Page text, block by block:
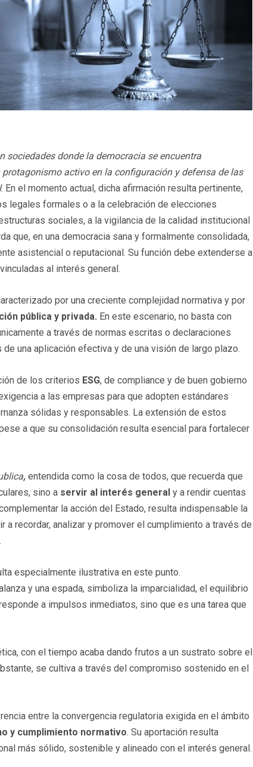
sociedades donde la democracia se encuentra
activo en la configuración y defensa de las
. En el momento actual, dicha afirmación resulta pertinente,
legales formales o a la celebración de elecciones
sociales, a la vigilancia de la calidad institucional
que, en una democracia sana y formalmente consolidada,
asistencial o reputacional. Su función debe extenderse a
al interés general.
por una creciente complejidad normativa y por
pública y privada. En este escenario, no basta con
a través de normas escritas o declaraciones
una aplicación efectiva y de una visión de largo plazo.
de los criterios ESG, de compliance y de buen gobierno
a las empresas para que adopten estándares
sólidas y responsables. La extensión de estos
a que su consolidación resulta esencial para fortalecer
, entendida como la cosa de todos, que recuerda que
sino a servir al interés general y a rendir cuentas
la acción del Estado, resulta indispensable la
recordar, analizar y promover el cumplimiento a través de
especialmente ilustrativa en este punto.
y una espada, simboliza la imparcialidad, el equilibrio
a impulsos inmediatos, sino que es una tarea que
con el tiempo acaba dando frutos a un sustrato sobre el
se cultiva a través del compromiso sostenido en el
entre la convergencia regulatoria exigida en el ámbito
y cumplimiento normativo. Su aportación resulta
más sólido, sostenible y alineado con el interés general.